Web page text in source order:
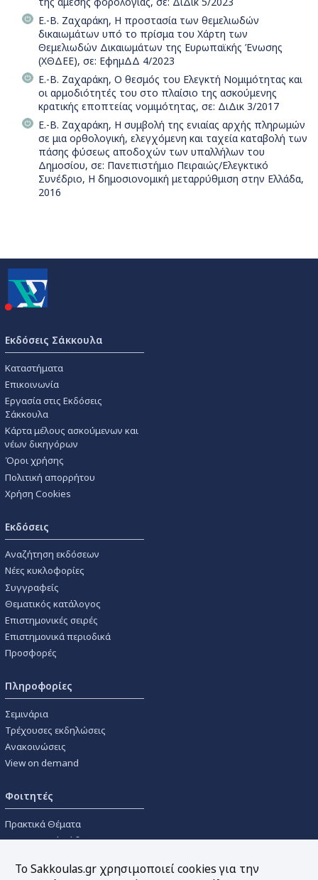
Ε.-Β. Ζαχαράκη, Η προστασία των θεμελιωδών
δικαιωμάτων υπό το πρίσμα του Χάρτη των
Θεμελιωδών Δικαιωμάτων της Ευρωπαϊκής Ένωσης
(ΧΘΔΕΕ), σε: ΕφημΔΔ 4/2023
Ε.-Β. Ζαχαράκη, Ο θεσμός του Ελεγκτή Νομιμότητας και
οι αρμοδιότητές του στο πλαίσιο της ασκούμενης
κρατικής εποπτείας νομιμότητας, σε: ΔιΔικ 3/2017
Ε.-Β. Ζαχαράκη, Η συμβολή της ενιαίας αρχής πληρωμών
σε μια ορθολογική, ελεγχόμενη και ταχεία καταβολή των
πάσης φύσεως αποδοχών των υπαλλήλων του
Δημοσίου, σε: Πανεπιστήμιο Πειραιώς/Ελεγκτικό
Συνέδριο, Η δημοσιονομική μεταρρύθμιση στην Ελλάδα,
2016
Εκδόσεις Σάκκουλα
Καταστήματα
Επικοινωνία
Εργασία στις Εκδόσεις
Σάκκουλα
Κάρτα μέλους ασκούμενων και
νέων δικηγόρων
Όροι χρήσης
Πολιτική απορρήτου
Χρήση Cookies
Εκδόσεις
Αναζήτηση εκδόσεων
Νέες κυκλοφορίες
Συγγραφείς
Θεματικός κατάλογος
Επιστημονικές σειρές
Επιστημονικά περιοδικά
Προσφορές
Πληροφορίες
Σεμινάρια
Τρέχουσες εκδηλώσεις
Ανακοινώσεις
View on demand
Φοιτητές
Πρακτικά Θέματα
Οικονομικοί Κώδικες
Συγγραμμάτων
Το Sakkoulas.gr χρησιμοποιεί cookies για την